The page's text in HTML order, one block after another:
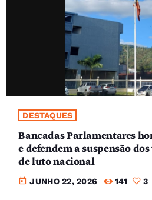
DESTAQUES
Bancadas Parlamentares
e defendem a suspensão
de luto nacional
today JUNHO 22, 2026 141 3